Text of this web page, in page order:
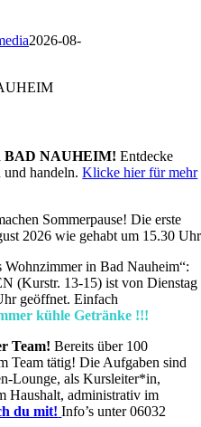
2026-08-
BAD NAUHEIM! Entdecke
und handeln.Klicke hier für mehr
Sommerpause! Die erste
2026 wie gehabt um 15.30 Uhr
Wohnzimmer in Bad Nauheim“:
(Kurstr. 13-15) ist von Dienstag
geöffnet. Einfach
kühle Getränke !!!
Team!Bereits über 100
Team tätig! Die Aufgaben sind
Lounge, als Kursleiter*in,
Haushalt, administrativ im
du mit! Info’s unter 06032